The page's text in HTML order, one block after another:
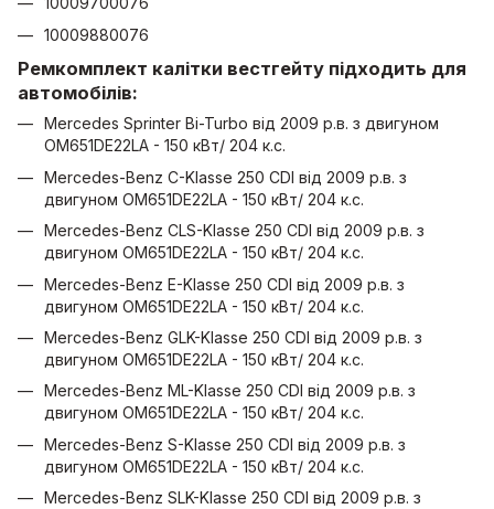
10009880076
Ремкомплект калітки вестгейту підходить для
автомобілів:
Mercedes Sprinter Bi-Turbo від 2009 р.в. з двигуном
OM651DE22LA - 150 кВт/ 204 к.с.
Mercedes-Benz C-Klasse 250 CDI від 2009 р.в. з
двигуном OM651DE22LA - 150 кВт/ 204 к.с.
Mercedes-Benz CLS-Klasse 250 CDI від 2009 р.в. з
двигуном OM651DE22LA - 150 кВт/ 204 к.с.
Mercedes-Benz E-Klasse 250 CDI від 2009 р.в. з
двигуном OM651DE22LA - 150 кВт/ 204 к.с.
Mercedes-Benz GLK-Klasse 250 CDI від 2009 р.в. з
двигуном OM651DE22LA - 150 кВт/ 204 к.с.
Mercedes-Benz ML-Klasse 250 CDI від 2009 р.в. з
двигуном OM651DE22LA - 150 кВт/ 204 к.с.
Mercedes-Benz S-Klasse 250 CDI від 2009 р.в. з
двигуном OM651DE22LA - 150 кВт/ 204 к.с.
Mercedes-Benz SLK-Klasse 250 CDI від 2009 р.в. з